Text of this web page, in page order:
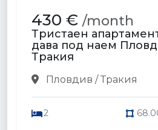
430 € /month
Тристаен
дава под наем
Тракия
Пловдив / Тракия
2